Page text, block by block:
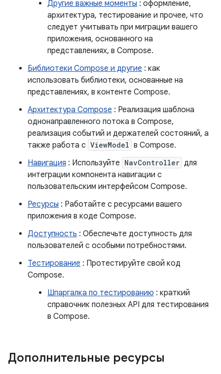
Другие важные моменты : оформление,
архитектура, тестирование и прочее, что
следует учитывать при миграции вашего
приложения, основанного на
представлениях, в Compose.
Библиотеки Compose и другие : как
использовать библиотеки, основанные на
представлениях, в контенте Compose.
Архитектура Compose : Реализация шаблона
однонаправленного потока в Compose,
реализация событий и держателей состояний, а
также работа с ViewModel в Compose.
Навигация : Используйте NavController для
интеграции компонента навигации с
пользовательским интерфейсом Compose.
Ресурсы : Работайте с ресурсами вашего
приложения в коде Compose.
Доступность : Обеспечьте доступность для
пользователей с особыми потребностями.
Тестирование : Протестируйте свой код
Compose.
Шпаргалка по тестированию : краткий
справочник полезных API для тестирования
в Compose.
Дополнительные ресурсы